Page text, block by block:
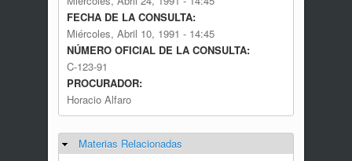
FECHA DE LA CONSULTA:
Miércoles, Abril 10, 1991 - 14:45
NÚMERO OFICIAL DE LA CONSULTA:
C-123-91
PROCURADOR:
Horacio Alfaro
Ocultar
Materias Relacionadas